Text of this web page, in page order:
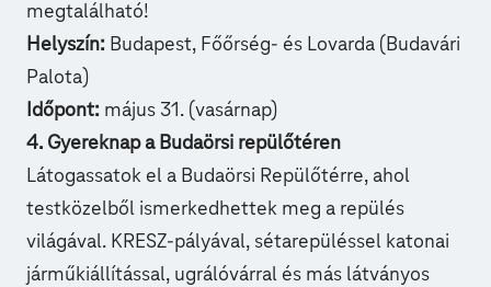
megtalálható!
Helyszín: Budapest, Főőrség- és Lovarda (Budavári
Palota)
Időpont: május 31. (vasárnap)
4. Gyereknap a Budaörsi repülőtéren
Látogassatok el a Budaörsi Repülőtérre, ahol
testközelből ismerkedhettek meg a repülés
világával. KRESZ-pályával, sétarepüléssel katonai
járműkiállítással, ugrálóvárral és más látványos